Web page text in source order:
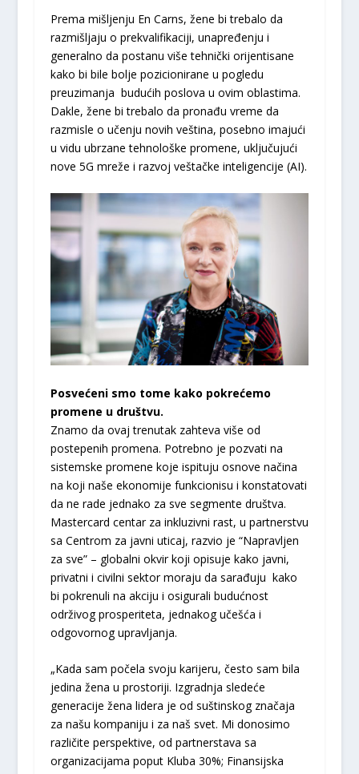
Prema mišljenju En Carns, žene bi trebalo da
razmišljaju o prekvalifikaciji, unapređenju i
generalno da postanu više tehnički orijentisane
kako bi bile bolje pozicionirane u pogledu
preuzimanja budućih poslova u ovim oblastima.
Dakle, žene bi trebalo da pronađu vreme da
razmisle o učenju novih veština, posebno imajući
u vidu ubrzane tehnološke promene, uključujući
nove 5G mreže i razvoj veštačke inteligencije (AI).
Posvećeni smo tome kako pokrećemo
promene u društvu.
Znamo da ovaj trenutak zahteva više od
postepenih promena. Potrebno je pozvati na
sistemske promene koje ispituju osnove načina
na koji naše ekonomije funkcionisu i konstatovati
da ne rade jednako za sve segmente društva.
Mastercard centar za inkluzivni rast, u partnerstvu
sa Centrom za javni uticaj, razvio je “Napravljen
za sve” – globalni okvir koji opisuje kako javni,
privatni i civilni sektor moraju da sarađuju kako
bi pokrenuli na akciju i osigurali budućnost
održivog prosperiteta, jednakog učešća i
odgovornog upravljanja.
„Kada sam počela svoju karijeru, često sam bila
jedina žena u prostoriji. Izgradnja sledeće
generacije žena lidera je od suštinskog značaja
za našu kompaniju i za naš svet. Mi donosimo
različite perspektive, od partnerstava sa
organizacijama poput Kluba 30%; Finansijska